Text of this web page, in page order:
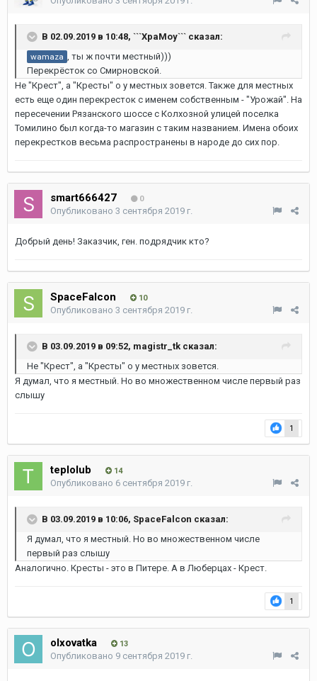
В 02.09.2019 в 10:48, ```XpaMoy``` сказал:
wamaza
, ты ж почти местный)))
Перекрёсток со Смирновской.
Не "Крест", а "Кресты" о у местных зовется. Также для местных
есть еще один перекресток с именем собственным - "Урожай". На
пересечении Рязанского шоссе с Колхозной улицей поселка
Томилино был когда-то магазин с таким названием. Имена обоих
перекрестков весьма распространены в народе до сих пор.
smart666427 0
Опубликовано 3 сентября 2019 г.
Добрый день! Заказчик, ген. подрядчик кто?
SpaceFalcon 10
Опубликовано 3 сентября 2019 г.
В 03.09.2019 в 09:52, magistr_tk сказал:
Не "Крест", а "Кресты" о у местных зовется
Я думал, что я местный. Но во множественном числе первый раз
слышу
1
teplolub 14
Опубликовано 6 сентября 2019 г.
В 03.09.2019 в 10:06, SpaceFalcon сказал:
Я думал, что я местный. Но во множественном числе
первый раз слышу
Аналогично. Кресты - это в Питере. А в Люберцах - Крест.
1
olxovatka 13
Опубликовано 9 сентября 2019 г.